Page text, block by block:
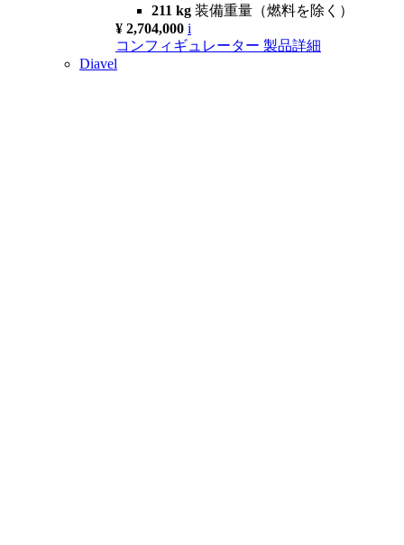
211 kg 装備重量（燃料を除く）
¥ 2,704,000 i
コンフィギュレーター 製品詳細
Diavel